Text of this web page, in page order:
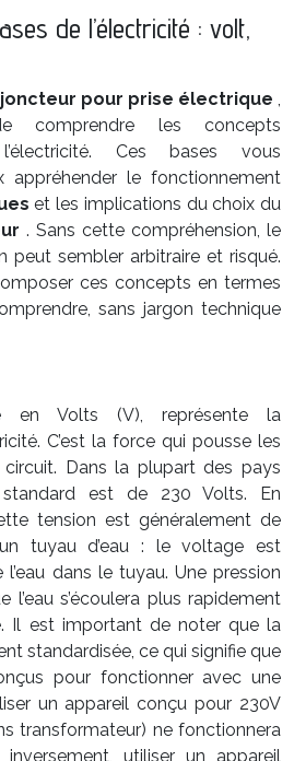
de l’électricité : volt,
pour prise électrique ,
comprendre les concepts
Ces bases vous
appréhender le fonctionnement
et les implications du choix du
. Sans cette compréhension, le
peut sembler arbitraire et risqué.
ces concepts en termes
sans jargon technique
en Volts (V), représente la
C’est la force qui pousse les
Dans la plupart des pays
standard est de 230 Volts. En
tension est généralement de
tuyau d’eau : le voltage est
dans le tuyau. Une pression
l’eau s’écoulera plus rapidement
Il est important de noter que la
standardisée, ce qui signifie que
pour fonctionner avec une
un appareil conçu pour 230V
transformateur) ne fonctionnera
utiliser un appareil